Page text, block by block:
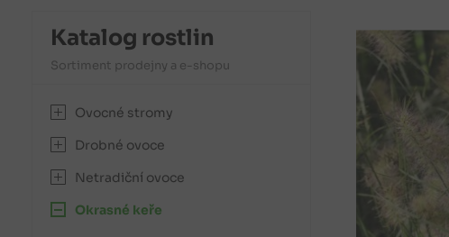
Katalog rostlin
Sortiment prodejny a e-shopu
Ovocné stromy
Drobné ovoce
Netradiční ovoce
Okrasné keře